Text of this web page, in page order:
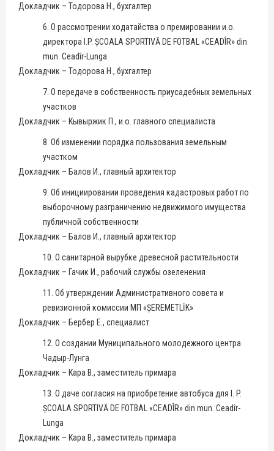
Докладчик – Тодорова Н., бухгалтер
6. О рассмотрении ходатайства о премировании и.о.
директора I.P. ȘCOALA SPORTIVĂ DE FOTBAL «CEADÎR» din
mun. Ceadîr-Lunga
Докладчик – Тодорова Н., бухгалтер
7. О передаче в собственность приусадебных земельных
участков
Докладчик – Кывыржик П., и.о. главного специалиста
8. Об изменении порядка пользования земельным
участком
Докладчик – Балов И., главный архитектор
9. Об инициировании проведения кадастровых работ по
выборочному разграничению недвижимого имущества
публичной собственности
Докладчик – Балов И., главный архитектор
10. О санитарной вырубке древесной растительности
Докладчик – Гачик И., рабочий службы озеленения
11. Об утверждении Административного совета и
ревизионной комиссии МП «ȘEREMETLİK»
Докладчик – Бербер Е., специалист
12. О создании Муниципального молодежного центра
Чадыр-Лунга
Докладчик – Кара В., заместитель примара
13. О даче согласия на приобретение автобуса для I. P.
ȘCOALA SPORTIVĂ DE FOTBAL «CEADÎR» din mun. Ceadîr-
Lunga
Докладчик – Кара В., заместитель примара